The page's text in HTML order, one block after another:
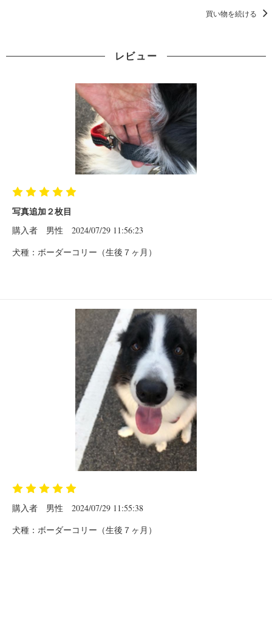
買い物を続ける
レビュー
写真追加２枚目
購入者 男性
2024/07/29 11:56:23
犬種：ボーダーコリー（生後７ヶ月）
購入者 男性
2024/07/29 11:55:38
犬種：ボーダーコリー（生後７ヶ月）